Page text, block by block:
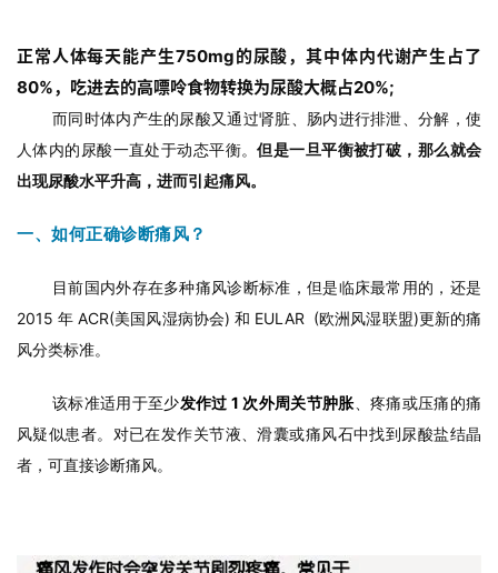
正常人体每天能产生750mg的尿酸，其中体内代谢产生占了
80%，吃进去的高嘌呤食物转换为尿酸大概占20%;
而同时体内产生的尿酸又通过肾脏、肠内进行排泄、分解，使
人体内的尿酸一直处于动态平衡。但是一旦平衡被打破，那么就会
出现尿酸水平升高，进而引起痛风。
一、如何正确诊断痛风？
目前国内外存在多种痛风诊断标准，但是临床最常用的，还是
2015 年 ACR(美国风湿病协会) 和 EULAR (欧洲风湿联盟)更新的痛
风分类标准。
该标准适用于至少发作过 1 次外周关节肿胀、疼痛或压痛的痛
风疑似患者。对已在发作关节液、滑囊或痛风石中找到尿酸盐结晶
者，可直接诊断痛风。